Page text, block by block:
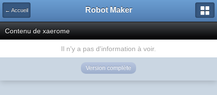
← Accueil Robot Maker
Contenu de xaerome
Il n'y a pas d'information à voir.
Version complète